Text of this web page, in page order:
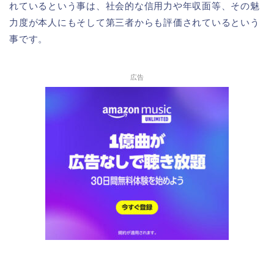
れているという事は、社会的な信用力や年収面等、その魅
力度が本人にもそして第三者からも評価されているという
事です。
広告